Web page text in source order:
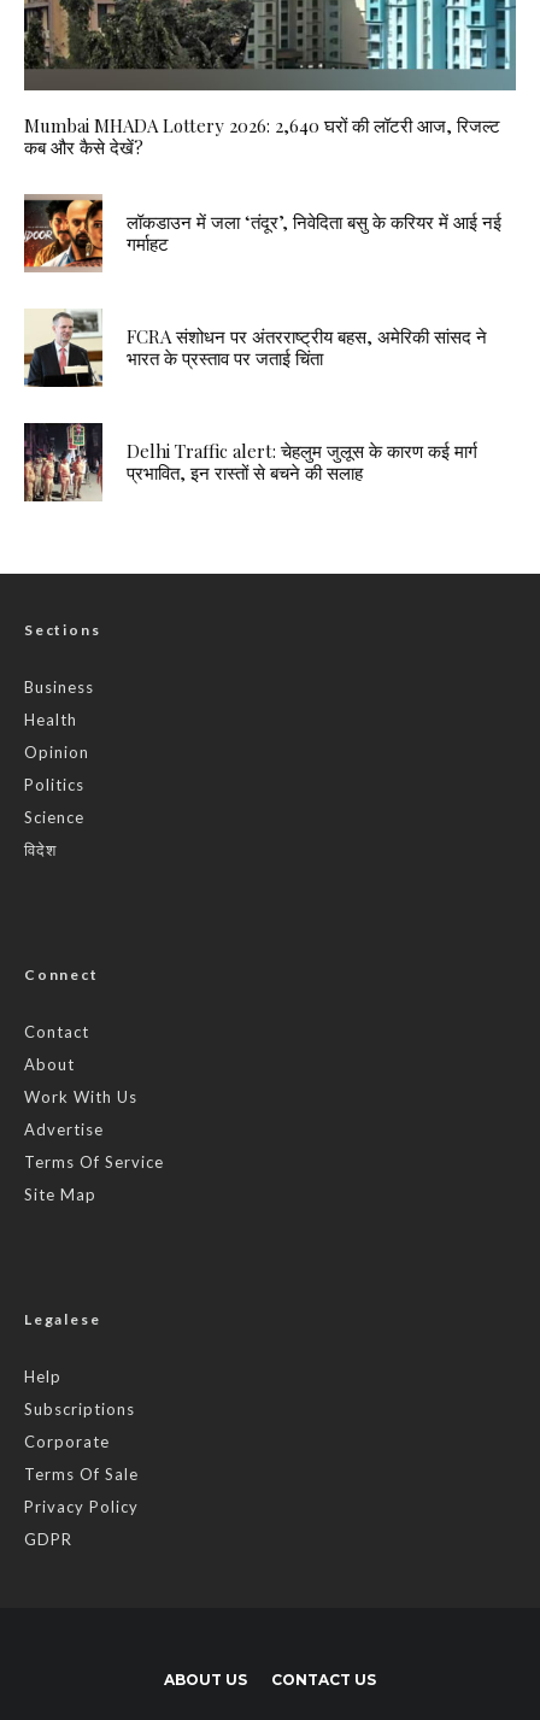
Mumbai MHADA Lottery 2026: 2,640 घरों की लॉटरी आज, रिजल्ट
कब और कैसे देखें?
लॉकडाउन में जला ‘तंदूर’, निवेदिता बसु के करियर में आई नई
गर्माहट
FCRA संशोधन पर अंतरराष्ट्रीय बहस, अमेरिकी सांसद ने
भारत के प्रस्ताव पर जताई चिंता
Delhi Traffic alert: चेहलुम जुलूस के कारण कई मार्ग
प्रभावित, इन रास्तों से बचने की सलाह
Sections
Business
Health
Opinion
Politics
Science
विदेश
Connect
Contact
About
Work With Us
Advertise
Terms Of Service
Site Map
Legalese
Help
Subscriptions
Corporate
Terms Of Sale
Privacy Policy
GDPR
ABOUT US CONTACT US